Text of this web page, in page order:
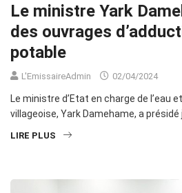
Le ministre Yark
des ouvrages
potable
L'EmissaireAdmin 02/04/2024
Le ministre d’Etat en charge de l’eau
villageoise, Yark Damehame, a présidé
LIRE PLUS